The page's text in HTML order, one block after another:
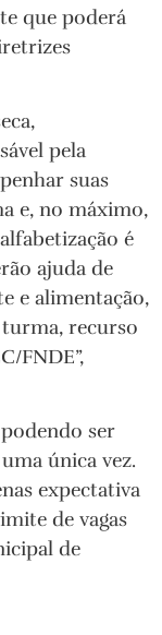
que poderá
pela
suas
e, no máximo,
é
ajuda de
e alimentação,
recurso
FNDE”,
ser
única vez.
expectativa
de vagas
de